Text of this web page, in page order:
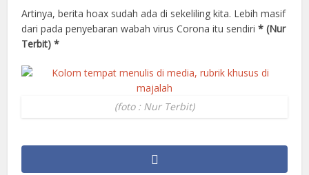
Artinya, berita hoax sudah ada di sekeliling kita. Lebih masif
dari pada penyebaran wabah virus Corona itu sendiri* (Nur
Terbit) *
(foto : Nur Terbit)